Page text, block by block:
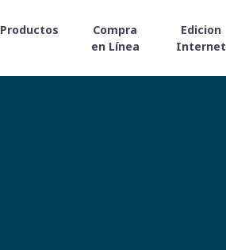
Productos
Compra
en Línea
Edicion
Internet